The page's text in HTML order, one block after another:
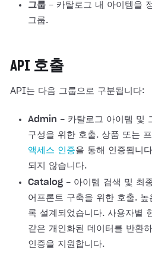
그룹 - 카탈로그 내 아이템을
그룹.
API 호출
API는 다음 그룹으로 구분됩니다:
Admin - 카탈로그 아이템 및
구성을 위한 호출. 상품 또는
액세스 인증을 통해 인증됩니
되지 않습니다.
Catalog - 아이템 검색 및 최
어프론트 구축을 위한 호출.
록 설계되었습니다. 사용자별
같은 개인화된 데이터를 반환
인증을 지원합니다.